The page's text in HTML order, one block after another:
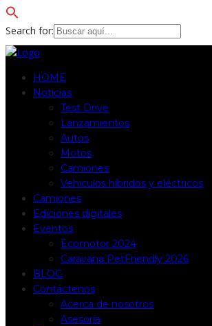
Search for:
HOME
Noticias
Test Drive
Lanzamientos
Autos
Motos
Camiones
Vehiculos hibridos y eléctricos
Camiones
Ediciones digitales
Eventos
Ecomotor 2024
Caravana PetFriendly 2026
BLOG
Contáctenos
Acerca de nosotros
Asesoría